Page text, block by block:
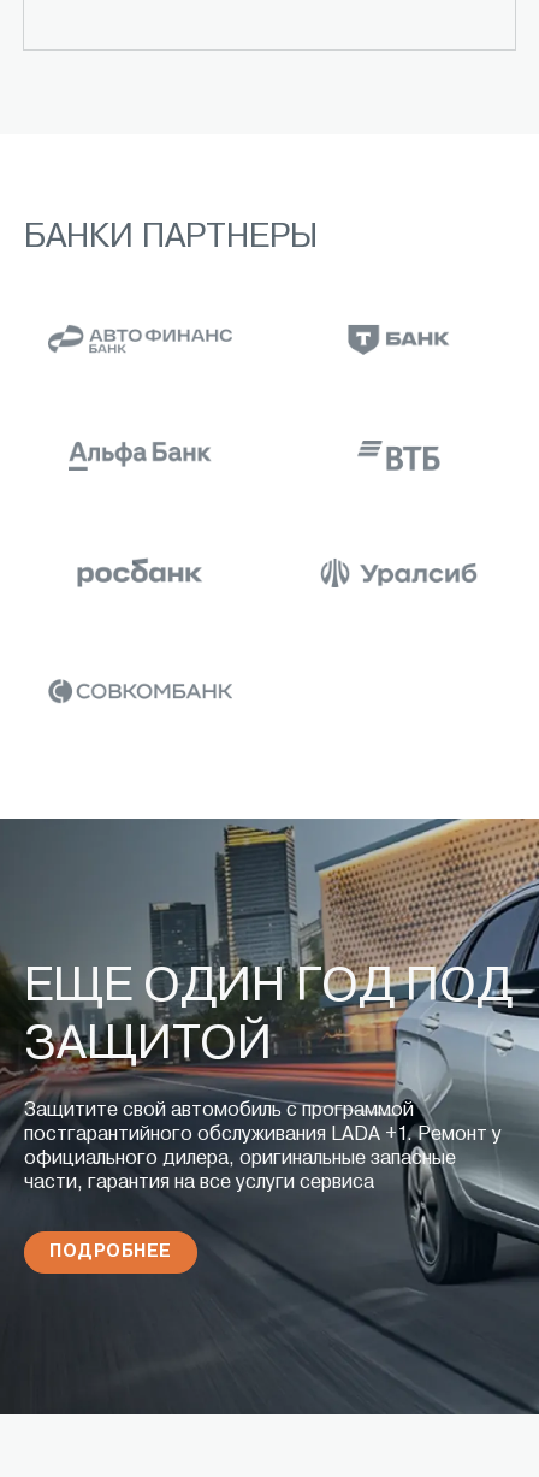
БАНКИ ПАРТНЕРЫ
ЕЩЕ ОДИН ГОД ПОД
ЗАЩИТОЙ
Защитите свой автомобиль с программой
постгарантийного обслуживания LADA +1. Ремонт у
официального дилера, оригинальные запасные
части, гарантия на все услуги сервиса
ПОДРОБНЕЕ